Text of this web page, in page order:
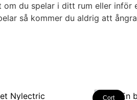
du spelar i ditt rum eller inför
så kommer du aldrig att
Cort